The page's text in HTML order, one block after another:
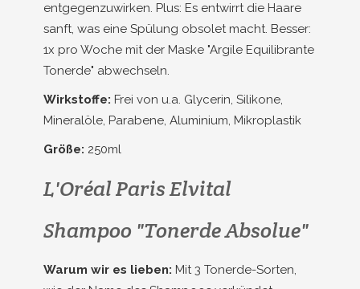
entgegenzuwirken. Plus: Es entwirrt die Haare
sanft, was eine Spülung obsolet macht. Besser:
1x pro Woche mit der Maske "Argile Equilibrante
Tonerde" abwechseln.
Wirkstoffe: Frei von u.a. Glycerin, Silikone,
Mineralöle, Parabene, Aluminium, Mikroplastik
Größe: 250ml
L'Oréal Paris Elvital
Shampoo "Tonerde Absolue"
Warum wir es lieben: Mit 3 Tonerde-Sorten,